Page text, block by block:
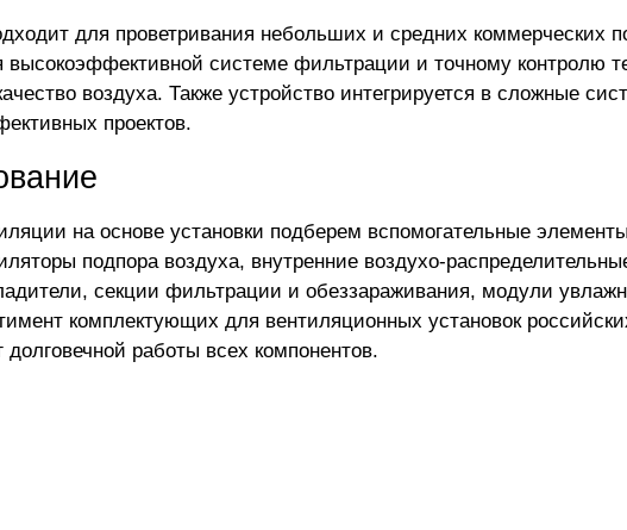
для проветривания небольших и средних коммерческих
системе фильтрации и точному контролю
воздуха. Также устройство интегрируется в сложные
проектов.
на основе установки подберем вспомогательные
подпора воздуха, внутренние воздухо-
секции фильтрации и обеззараживания, модули
комплектующих для вентиляционных установок
работы всех компонентов.